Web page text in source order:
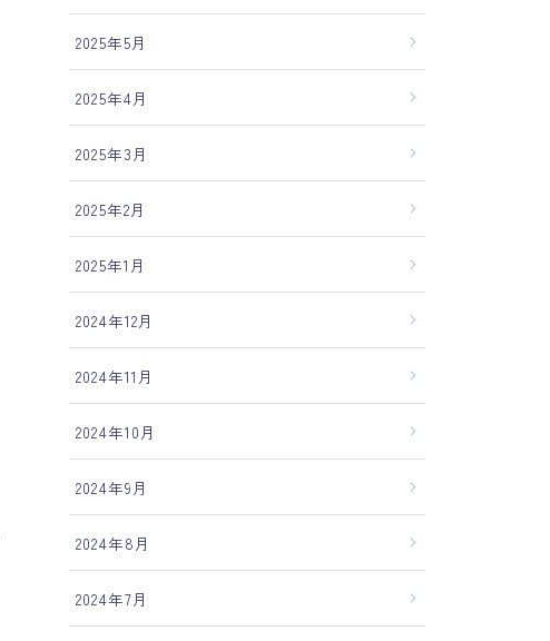
2025年5月
2025年4月
2025年3月
2025年2月
2025年1月
2024年12月
2024年11月
2024年10月
2024年9月
2024年8月
2024年7月